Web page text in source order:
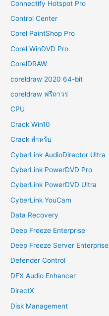
Connectify Hotspot Pro
Control Center
Corel PaintShop Pro
Corel WinDVD Pro
CorelDRAW
coreldraw 2020 64-bit
coreldraw ฟรีถาวร
CPU
Crack Win10
Crack สำหรับ
CyberLink AudioDirector Ultra
CyberLink PowerDVD Pro
CyberLink PowerDVD Ultra
CyberLink YouCam
Data Recovery
Deep Freeze Enterprise
Deep Freeze Server Enterprise
Defender Control
DFX Audio Enhancer
DirectX
Disk Management